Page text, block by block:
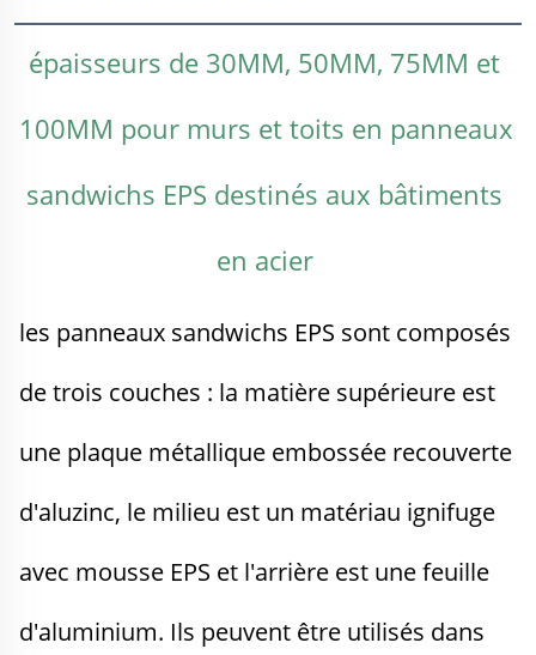
épaisseurs de 30MM, 50MM, 75MM et
100MM pour murs et toits en panneaux
sandwichs EPS destinés aux bâtiments
en acier
les panneaux sandwichs EPS sont composés
de trois couches : la matière supérieure est
une plaque métallique embossée recouverte
d'aluzinc, le milieu est un matériau ignifuge
avec mousse EPS et l'arrière est une feuille
d'aluminium. Ils peuvent être utilisés dans